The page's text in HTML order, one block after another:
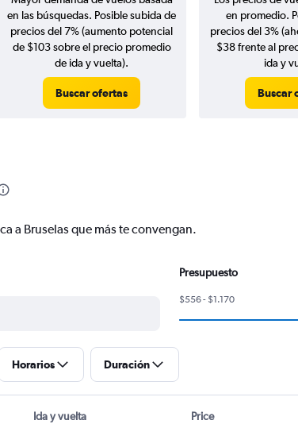
en las búsquedas. Posible subida de
precios del 7% (aumento potencial
de $103 sobre el precio promedio
de ida y vuelta).
Buscar ofertas
en promedio.
precios del 3%
$38 frente al
ida y
Buscar
a Bruselas que más te convengan.
Presupuesto
$556 - $1.170
Horarios Duración
Ida y vuelta Price